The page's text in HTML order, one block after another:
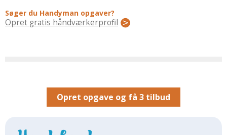
Om Materialer
Varme Og Energi
Søger du Handyman opgaver?
Opret gratis håndværkerprofil
Opret opgave og få 3 tilbud